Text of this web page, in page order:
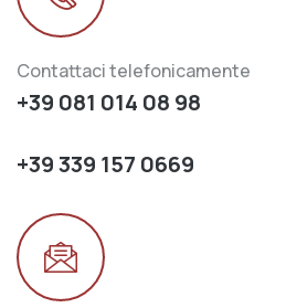
Contattaci telefonicamente
+39 081 014 08 98
+39 339 157 0669